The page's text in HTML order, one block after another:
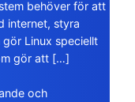
behöver för att
internet, styra
Linux speciellt
gör att […]
och